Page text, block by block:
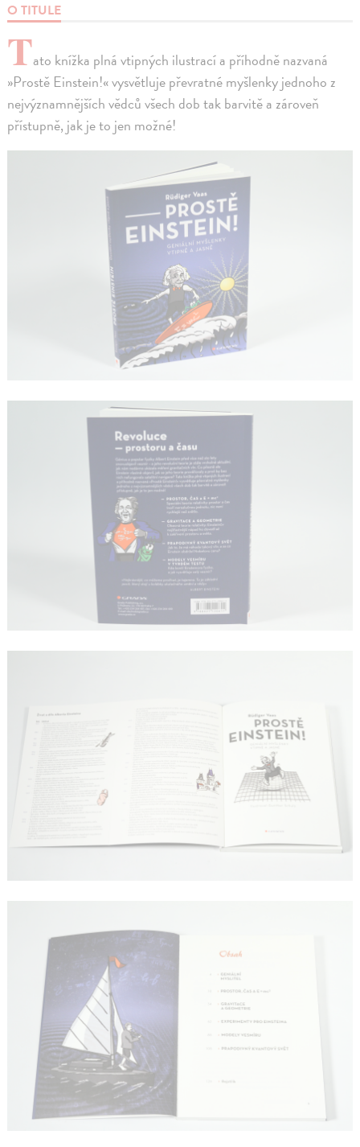
O TITULE
Tato knížka plná vtipných ilustrací a příhodně nazvaná
»Prostě Einstein!« vysvětluje převratné myšlenky jednoho z
nejvýznamnějších vědců všech dob tak barvitě a zároveň
přístupně, jak je to jen možné!